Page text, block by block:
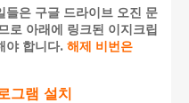
들은 구글 드라이브 오진 문
로 아래에 링크된 이지크립
야 합니다. 해제 비번은
그램 설치